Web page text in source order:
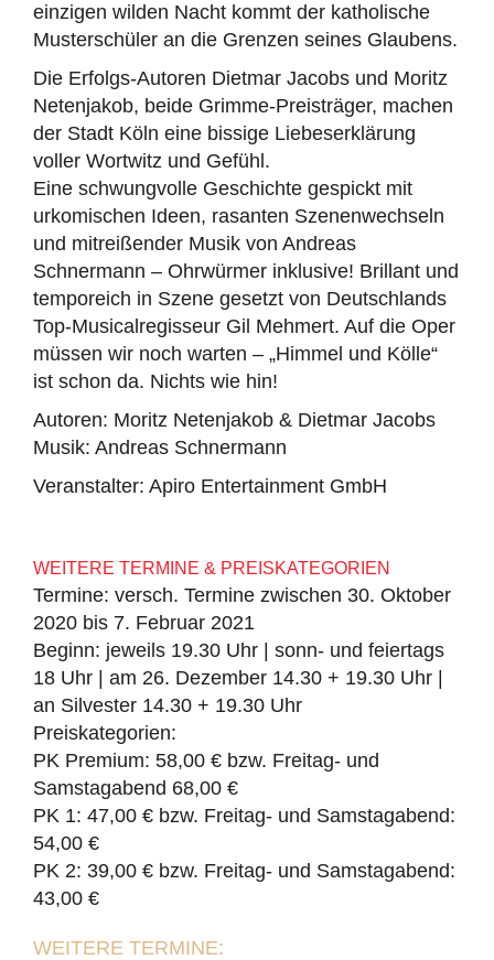
einzigen wilden Nacht kommt der katholische
Musterschüler an die Grenzen seines Glaubens.
Die Erfolgs-Autoren Dietmar Jacobs und Moritz
Netenjakob, beide Grimme-Preisträger, machen
der Stadt Köln eine bissige Liebeserklärung
voller Wortwitz und Gefühl.
Eine schwungvolle Geschichte gespickt mit
urkomischen Ideen, rasanten Szenenwechseln
und mitreißender Musik von Andreas
Schnermann – Ohrwürmer inklusive! Brillant und
temporeich in Szene gesetzt von Deutschlands
Top-Musicalregisseur Gil Mehmert. Auf die Oper
müssen wir noch warten – „Himmel und Kölle“
ist schon da. Nichts wie hin!
Autoren: Moritz Netenjakob & Dietmar Jacobs
Musik: Andreas Schnermann
Veranstalter: Apiro Entertainment GmbH
WEITERE TERMINE & PREISKATEGORIEN
Termine: versch. Termine zwischen 30. Oktober
2020 bis 7. Februar 2021
Beginn: jeweils 19.30 Uhr | sonn- und feiertags
18 Uhr | am 26. Dezember 14.30 + 19.30 Uhr |
an Silvester 14.30 + 19.30 Uhr
Preiskategorien:
PK Premium: 58,00 € bzw. Freitag- und
Samstagabend 68,00 €
PK 1: 47,00 € bzw. Freitag- und Samstagabend:
54,00 €
PK 2: 39,00 € bzw. Freitag- und Samstagabend:
43,00 €
WEITERE TERMINE: